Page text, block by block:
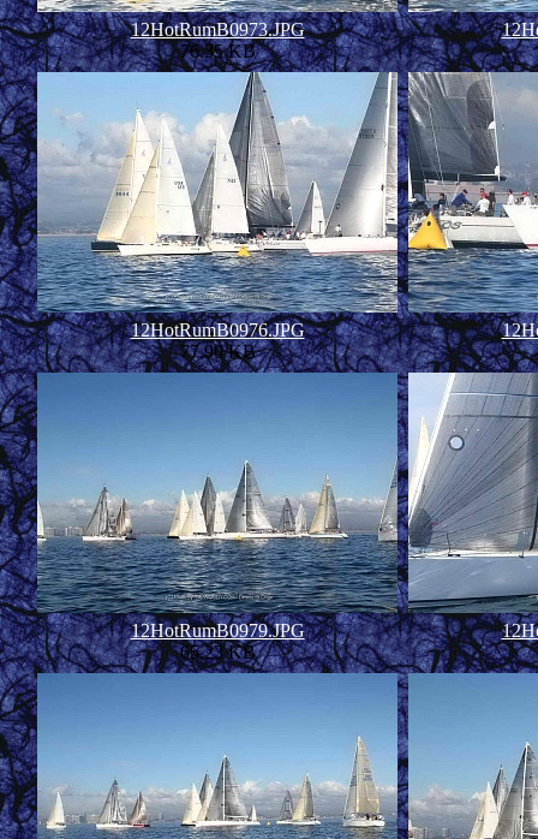
12HotRumB0973.JPG
76.35 KB
12HotRumB0976.JPG
77.90 KB
12HotRumB0979.JPG
65.23 KB